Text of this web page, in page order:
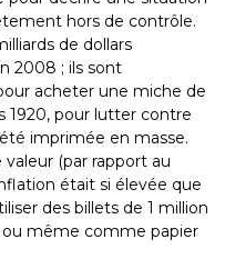
hors de contrôle.
de dollars
2008 ; ils sont
acheter une miche de
1920, pour lutter contre
imprimée en masse.
(par rapport au
était si élevée que
des billets de 1 million
même comme papier